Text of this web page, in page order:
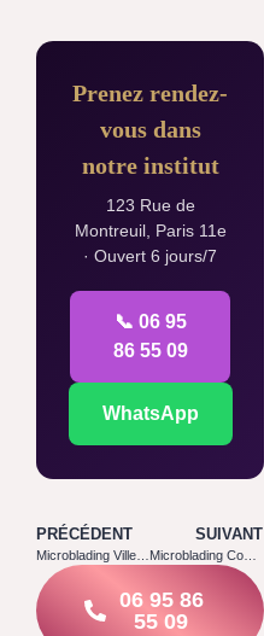
Prenez rendez-
vous dans
notre institut
123 Rue de
Montreuil, Paris 11e
· Ouvert 6 jours/7
📞 06 95
86 55 09
WhatsApp
PRÉCÉDENT SUIVANT
06 95 86
55 09